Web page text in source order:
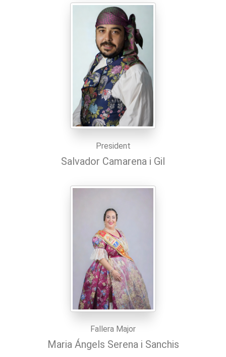
President
Salvador Camarena i Gil
Fallera Major
Maria Ángels Serena i Sanchis